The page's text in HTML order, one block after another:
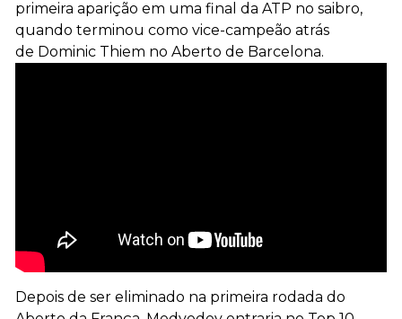
primeira aparição em uma final da ATP no saibro,
quando terminou como vice-campeão atrás
de Dominic Thiem no Aberto de Barcelona.
Depois de ser eliminado na primeira rodada do